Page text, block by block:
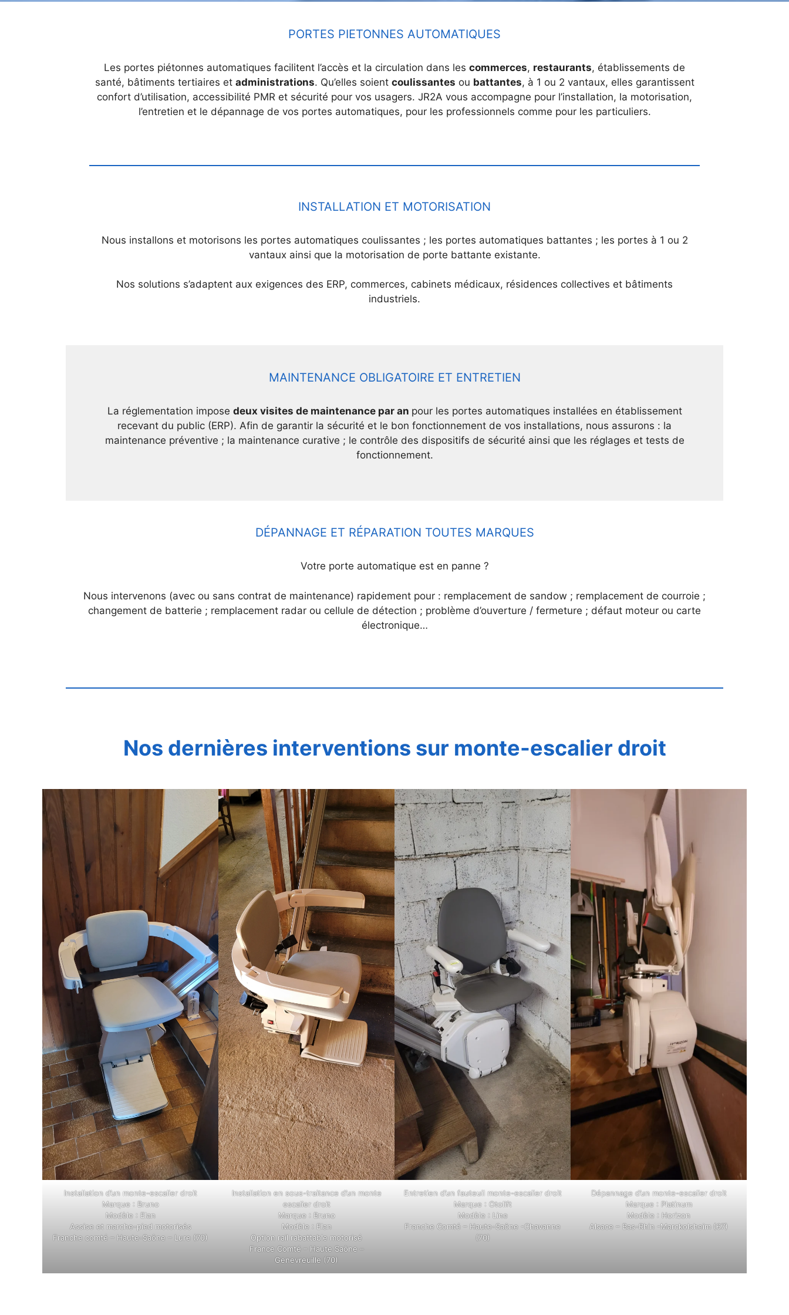
PORTES PIETONNES AUTOMATIQUES
Les portes piétonnes automatiques facilitent l’accès et la circulation dans les commerces, restaurants, établissements de
santé, bâtiments tertiaires et administrations. Qu’elles soient coulissantes ou battantes, à 1 ou 2 vantaux, elles garantissent
confort d’utilisation, accessibilité PMR et sécurité pour vos usagers. JR2A vous accompagne pour l’installation, la motorisation,
l’entretien et le dépannage de vos portes automatiques, pour les professionnels comme pour les particuliers.
INSTALLATION ET MOTORISATION
Nous installons et motorisons les portes automatiques coulissantes ; les portes automatiques battantes ; les portes à 1 ou 2
vantaux ainsi que la motorisation de porte battante existante.
Nos solutions s’adaptent aux exigences des ERP, commerces, cabinets médicaux, résidences collectives et bâtiments
industriels.
MAINTENANCE OBLIGATOIRE ET ENTRETIEN
La réglementation impose deux visites de maintenance par an pour les portes automatiques installées en établissement
recevant du public (ERP). Afin de garantir la sécurité et le bon fonctionnement de vos installations, nous assurons : la
maintenance préventive ; la maintenance curative ; le contrôle des dispositifs de sécurité ainsi que les réglages et tests de
fonctionnement.
DÉPANNAGE ET RÉPARATION TOUTES MARQUES
Votre porte automatique est en panne ?
Nous intervenons (avec ou sans contrat de maintenance) rapidement pour : remplacement de sandow ; remplacement de courroie ;
changement de batterie ; remplacement radar ou cellule de détection ; problème d’ouverture / fermeture ; défaut moteur ou carte
électronique…
Nos dernières interventions sur monte-escalier droit
Installation d’un monte-escalier droit
Marque : Bruno
Modèle : Elan
Assise et marche-pied motorisés
Franche comté – Haute-Saône – Lure (70)
Installation en sous-traitance d’un monte
escalier droit
Marque : Bruno
Modèle : Elan
Option rail rabattable motorisé
France Comté – Haute Saône –
Genevreuille (70)
Entretien d’un fauteuil monte-escalier droit
Marque : Otolift
Modèle : Line
Franche Comté – Haute-Saône -Chavanne
(70)
Dépannage d’un monte-escalier droit
Marque : Platinum
Modèle : Horizon
Alsace – Bas-Rhin -Marckolsheim (67)